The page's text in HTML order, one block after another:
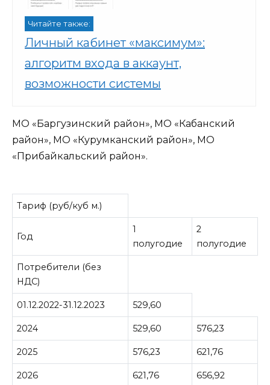
Читайте также:
Личный кабинет «максимум»:
алгоритм входа в аккаунт,
возможности системы
МО «Баргузинский район», МО «Кабанский
район», МО «Курумканский район», МО
«Прибайкальский район».
Тариф (руб/куб м.)
Год
1
полугодие
2
полугодие
Потребители (без
НДС)
01.12.2022-31.12.2023 529,60
2024 529,60 576,23
2025 576,23 621,76
2026 621,76 656,92